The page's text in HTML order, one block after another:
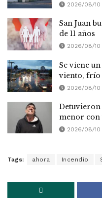
2026/08/10
San Juan
de 11 años
2026/08/10
Se viene
viento, frío
2026/08/10
Detuvieron
menor con
2026/08/10
Tags: ahora Incendio